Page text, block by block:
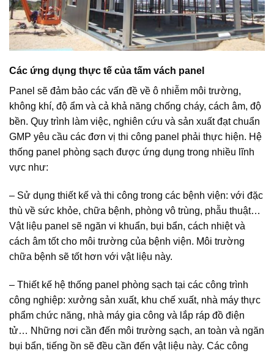
Các ứng dụng thực tế của tấm vách panel
Panel sẽ đảm bảo các vấn đề về ô nhiễm môi trường,
không khí, độ ẩm và cả khả năng chống cháy, cách âm, độ
bền. Quy trình làm việc, nghiên cứu và sản xuất đạt chuẩn
GMP yêu cầu các đơn vị thi công panel phải thực hiện. Hệ
thống panel phòng sạch được ứng dụng trong nhiều lĩnh
vực như:
– Sử dụng thiết kế và thi công trong các bệnh viện: với đặc
thù về sức khỏe, chữa bệnh, phòng vô trùng, phẫu thuật…
Vật liệu panel sẽ ngăn vi khuẩn, bụi bẩn, cách nhiệt và
cách âm tốt cho môi trường của bệnh viện. Môi trường
chữa bệnh sẽ tốt hơn với vật liệu này.
– Thiết kế hệ thống panel phòng sạch tại các công trình
công nghiệp: xưởng sản xuất, khu chế xuất, nhà máy thực
phẩm chức năng, nhà máy gia công và lắp ráp đồ điện
tử… Những nơi cần đến môi trường sạch, an toàn và ngăn
bụi bẩn, tiếng ồn sẽ đều cần đến vật liệu này. Các công